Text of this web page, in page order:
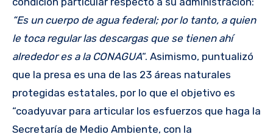
“Es un cuerpo de agua federal; por lo tanto, a quien
le toca regular las descargas que se tienen ahí
alrededor es a la CONAGUA“. Asimismo, puntualizó
que la presa es una de las 23 áreas naturales
protegidas estatales, por lo que el objetivo es
“coadyuvar para articular los esfuerzos que haga la
Secretaría de Medio Ambiente, con la